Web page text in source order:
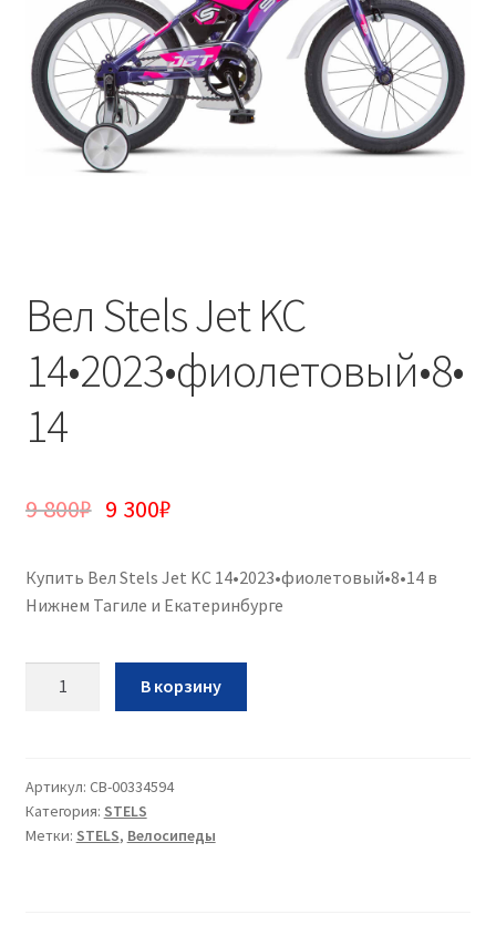
Вел Stels Jet KC
14•2023•фиолетовый•8•
14
9 800₽ 9 300₽
Купить Вел Stels Jet KC 14•2023•фиолетовый•8•14 в
Нижнем Тагиле и Екатеринбурге
KC
14•2023•фиолетовый•8•14
В корзину
Артикул: CB-00334594
Категория: STELS
Метки: STELS, Велосипеды